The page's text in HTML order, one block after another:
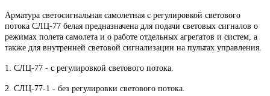
Арматура светосигнальная самолетная с регулировкой светового
потока СЛЦ-77 белая предназначена для подачи световых сигналов о
режимах полета самолета и о работе отдельных агрегатов и систем, а
также для внутренней световой сигнализации на пультах управления.
1. СЛЦ-77 - с регулировкой светового потока.
2. СЛЦ-77-1 - без регулировки светового потока.